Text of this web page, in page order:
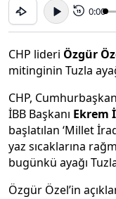
15 0:00
CHP lideri Özgür
mitinginin Tuzla
CHP,
İBB Başkanı Ekrem
başlatılan ‘Millet
yaz sıcaklarına
bugünkü ayağı
Özgür Özel’in